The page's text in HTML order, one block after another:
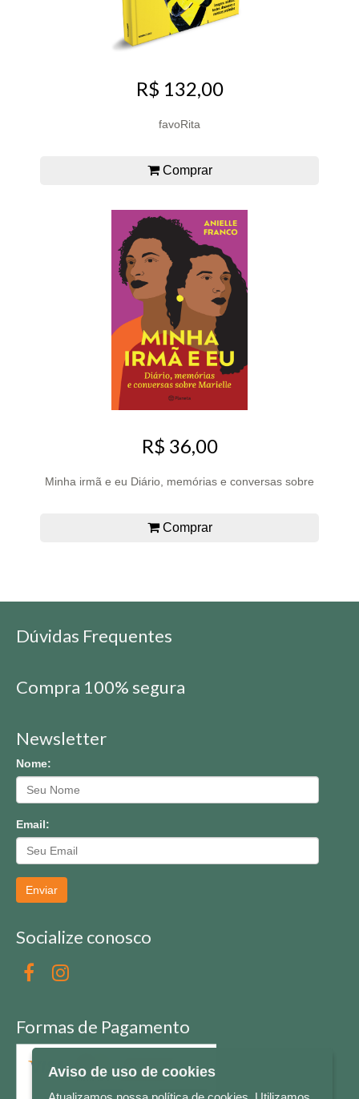
R$ 132,00
favoRita
Comprar
R$ 36,00
Minha irmã e eu Diário, memórias e conversas sobre
Comprar
Dúvidas Frequentes
Compra 100% segura
Newsletter
Nome:
Email:
Enviar
Socialize conosco
Formas de Pagamento
Aviso de uso de cookies